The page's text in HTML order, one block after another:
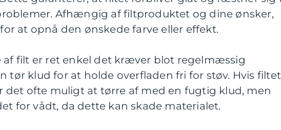
Afhængig af filtproduktet og dine ønsker,
at opnå den ønskede farve eller effekt.
af filt er ret enkel det kræver blot regelmæssig
tør klud for at holde overfladen fri for støv. Hvis filtet
det ofte muligt at tørre af med en fugtig klud, men
for vådt, da dette kan skade materialet.